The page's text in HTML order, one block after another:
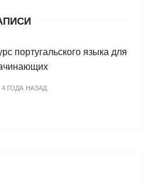
португальского языка для
4 ГОДА НАЗАД